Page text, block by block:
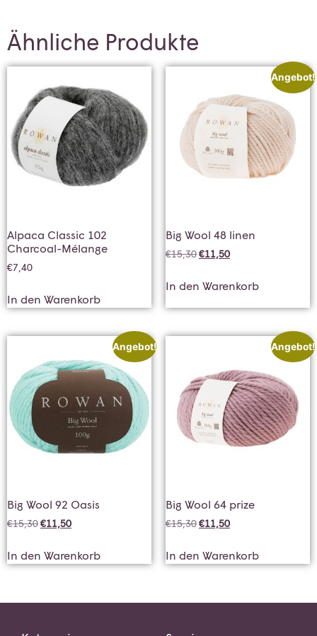
Ähnliche Produkte
Alpaca Classic 102
Charcoal-Mélange
€7,40
In den Warenkorb
Angebot!
Big Wool 48 linen
€15,30€11,50
In den Warenkorb
Angebot!
Big Wool 92 Oasis
€15,30€11,50
In den Warenkorb
Angebot!
Big Wool 64 prize
€15,30€11,50
In den Warenkorb